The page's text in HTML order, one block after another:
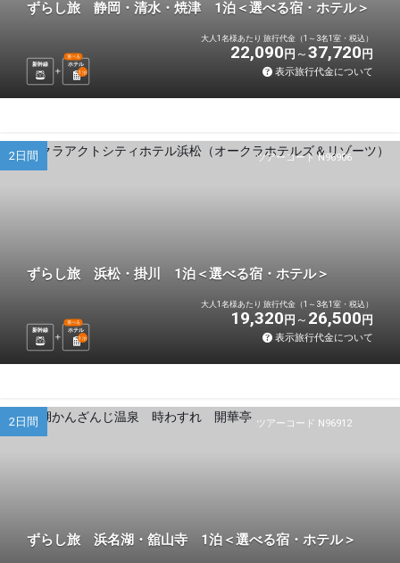
ずらし旅 静岡・清水・焼津 1泊＜選べる宿・ホテル＞
新幹線 ホテル
選べる
1 泊
大人1名様あたり 旅行代金（1～3名1室・税込）
22,090 円 37,720 円
表示旅行代金について
ツアーコード N96906
2日間
ずらし旅 浜松・掛川 1泊＜選べる宿・ホテル＞
新幹線 ホテル
選べる
1 泊
大人1名様あたり 旅行代金（1～3名1室・税込）
19,320 円 26,500 円
表示旅行代金について
ツアーコード N96912
2日間
ずらし旅 浜名湖・舘山寺 1泊＜選べる宿・ホテル＞